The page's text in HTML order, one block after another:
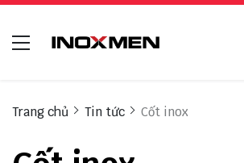
Trang chủ Tin tức Cốt inox